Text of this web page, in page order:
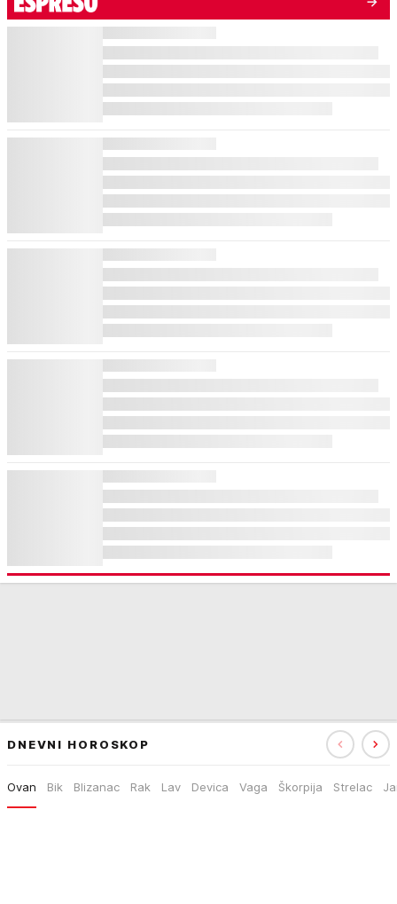
DNEVNI HOROSKOP
Ovan Bik Blizanac Rak Lav Devica Vaga Škorpija Strelac